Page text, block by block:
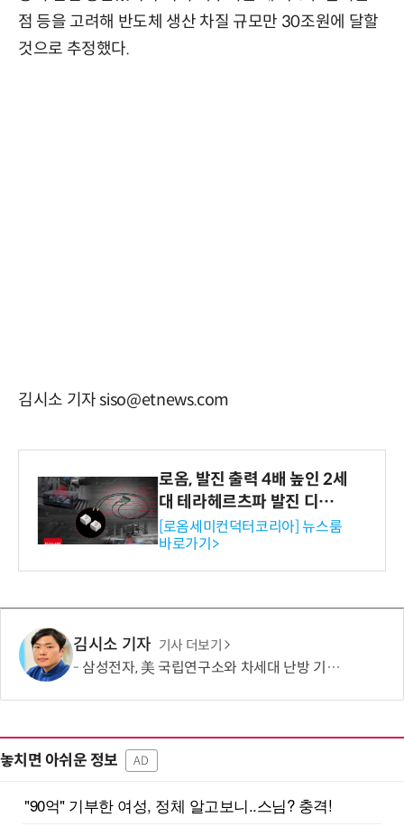
점 등을 고려해 반도체 생산 차질 규모만 30조원에 달할
것으로 추정했다.
김시소 기자 siso@etnews.com
로옴, 발진 출력 4배 높인 2세
대 테라헤르츠파 발진 디바이
스 개발
[로옴세미컨덕터코리아] 뉴스룸
바로가기>
김시소 기자 기사 더보기
삼성전자, 美 국립연구소와 차세대 난방 기술 개발한다
놓치면 아쉬운 정보 AD